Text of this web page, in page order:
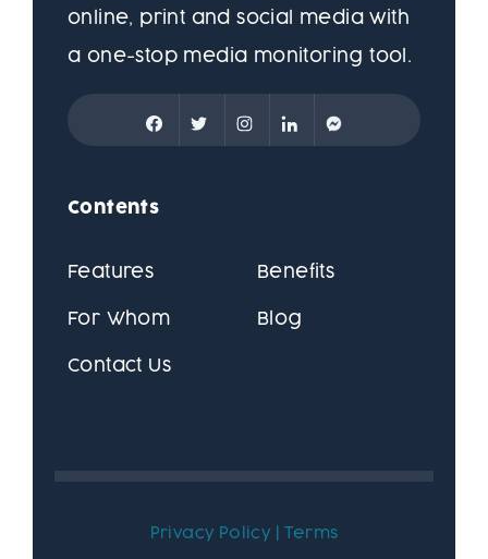
online, print and social media with
a one-stop media monitoring tool.
Contents
Features Benefits
For Whom Blog
Contact Us
Privacy Policy |Terms